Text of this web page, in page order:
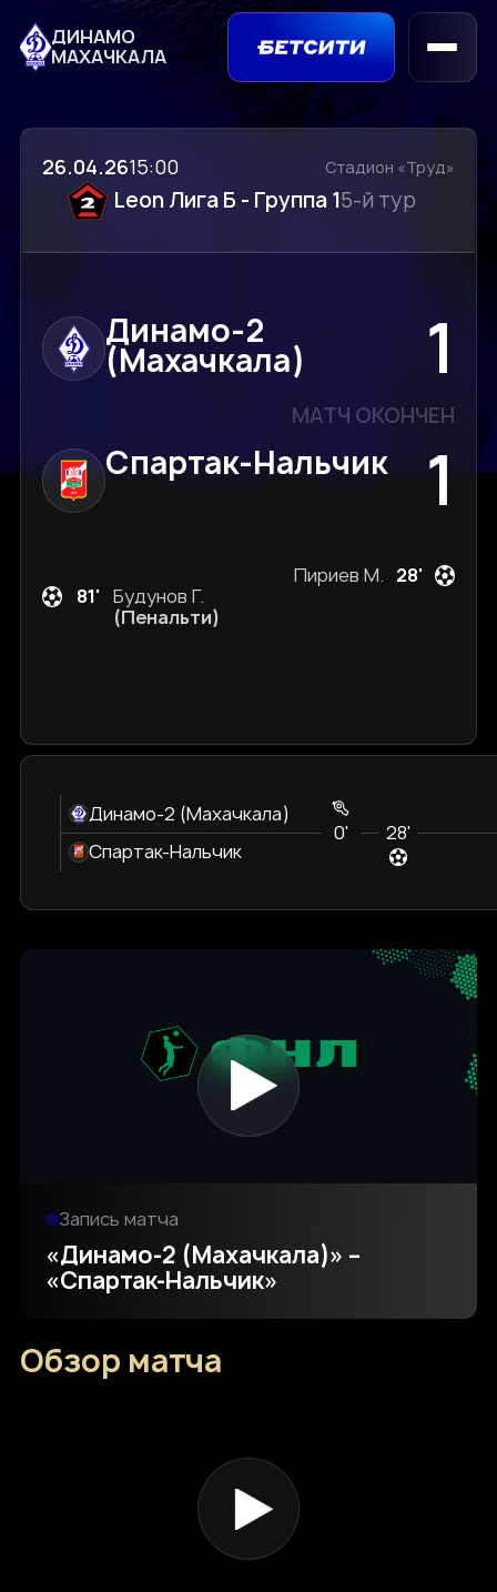
ДИНАМО
МАХАЧКАЛА
26.04.2615:00
Leon Лига Б - Группа 15-й тур
Стадион «Труд»
Динамо-2
(Махачкала) 1
МАТЧ ОКОНЧЕН
28'
Пириев М.
81' Будунов Г.
(Пенальти)
Спартак-Нальчик 1
Динамо-2 (Махачкала)
Спартак-Нальчик
0' 28'
Запись матча
«Динамо-2 (Махачкала)» –
«Спартак-Нальчик»
Обзор матча